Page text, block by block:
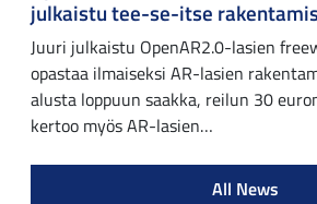
julkaistu tee-se-itse
Juuri julkaistu OpenAR2.0-lasien
opastaa ilmaiseksi AR-lasien
alusta loppuun saakka, reilun 30
kertoo myös AR-lasien…
All News